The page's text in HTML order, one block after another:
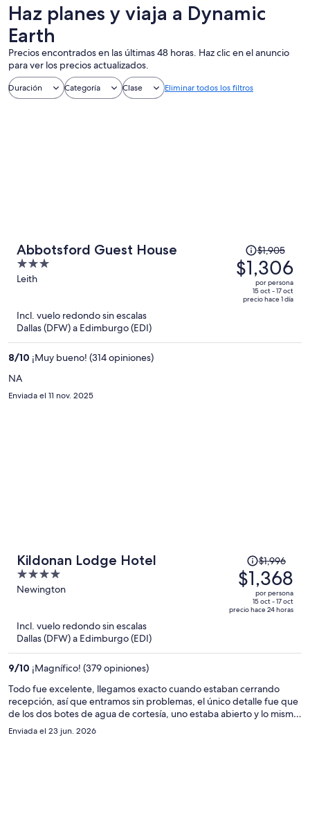
Haz planes y viaja a Dynamic
Earth
Precios encontrados en las últimas 48 horas. Haz clic en el anuncio
para ver los precios actualizados.
Duración Categoría Clase Eliminar todos los filtros
Abbotsford Guest House
3
out
Leith
precio
era
$1,905
$1,905
$1,306
por persona
15 oct - 17 oct
precio hace 1 día
Incl. vuelo redondo sin escalas
Dallas (DFW) a Edimburgo (EDI)
8/10 ¡Muy bueno! (314 opiniones)
NA
Enviada el 11 nov. 2025
Kildonan Lodge Hotel
4
out
Newington
precio
era
$1,996
$1,368
por
persona
$1,996
$1,368
por persona
15 oct - 17 oct
precio hace 24 horas
Incl. vuelo redondo sin escalas
Dallas (DFW) a Edimburgo (EDI)
9/10 ¡Magnífico! (379 opiniones)
Todo fue excelente, llegamos exacto cuando estaban cerrando
recepción, así que entramos sin problemas, el único detalle fue que
de los dos botes de agua de cortesía, uno estaba abierto y lo mismo
con un sobre de cafe
Enviada el 23 jun. 2026